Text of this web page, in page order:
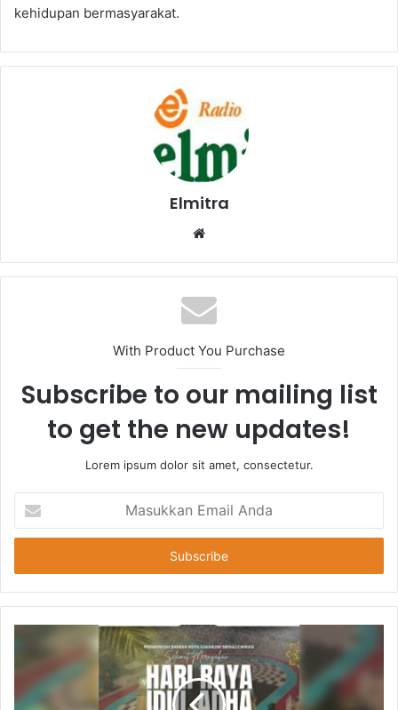
kehidupan bermasyarakat.
Elmitra
Website
With Product You Purchase
Subscribe to our mailing list
to get the new updates!
Lorem ipsum dolor sit amet, consectetur.
Email
Anda